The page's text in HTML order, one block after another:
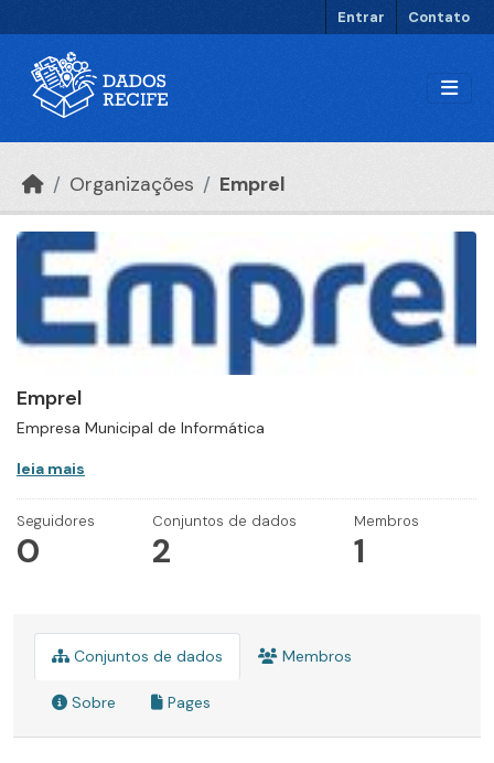
Entrar Contato
Organizações Emprel
Emprel
Empresa Municipal de Informática
leia mais
Seguidores
0
Conjuntos de dados
2
Membros
1
Conjuntos de dados Membros
Sobre Pages